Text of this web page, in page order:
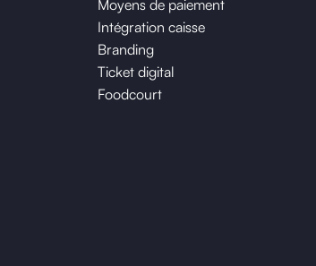
Moyens de paiement
Intégration caisse
Branding
Ticket digital
Foodcourt